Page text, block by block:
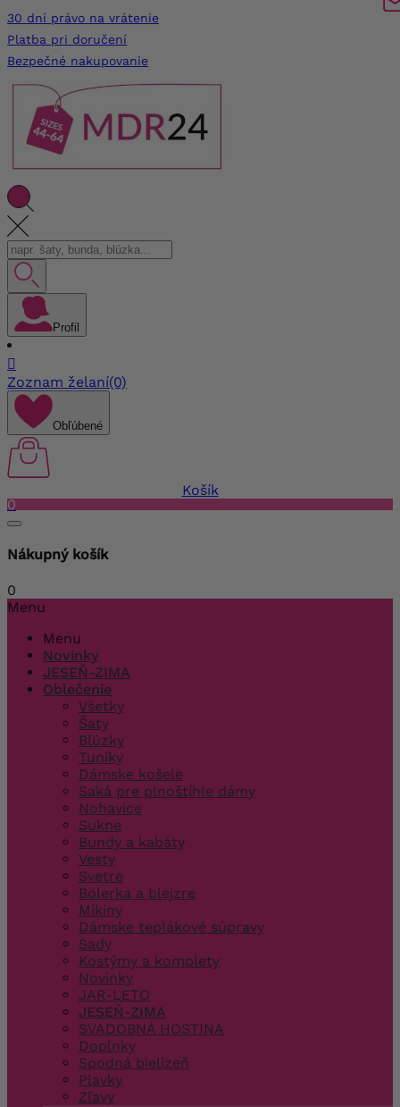
30 dní právo na vrátenie
Platba pri doručení
Bezpečné nakupovanie
Profil

Zoznam želaní(0)
Obľúbené
Košík
0
Nákupný košík
0
Menu
Menu
Novinky
JESEŇ-ZIMA
Oblečenie
Všetky
Šaty
Blúzky
Tuniky
Dámske košele
Saká pre plnoštíhle dámy
Nohavice
Sukne
Bundy a kabáty
Vesty
Svetre
Bolerka a blejzre
Mikiny
Dámske teplákové súpravy
Sady
Kostýmy a komplety
Novinky
JAR-LETO
JESEŇ-ZIMA
SVADOBNÁ HOSTINA
Doplnky
Spodná bielizeň
Plavky
Zľavy